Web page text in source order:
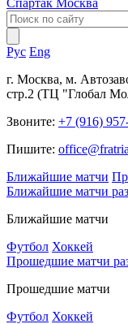
Рус Eng
г. Москва, м.
стр.2 (ТЦ "Глобал
Звоните: +7 (916)
Пишите:
Ближайшие матчи
Ближайшие матчи
Ближайшие матчи
Футбол Хоккей
Прошедшие матчи
Прошедшие матчи
Футбол Хоккей